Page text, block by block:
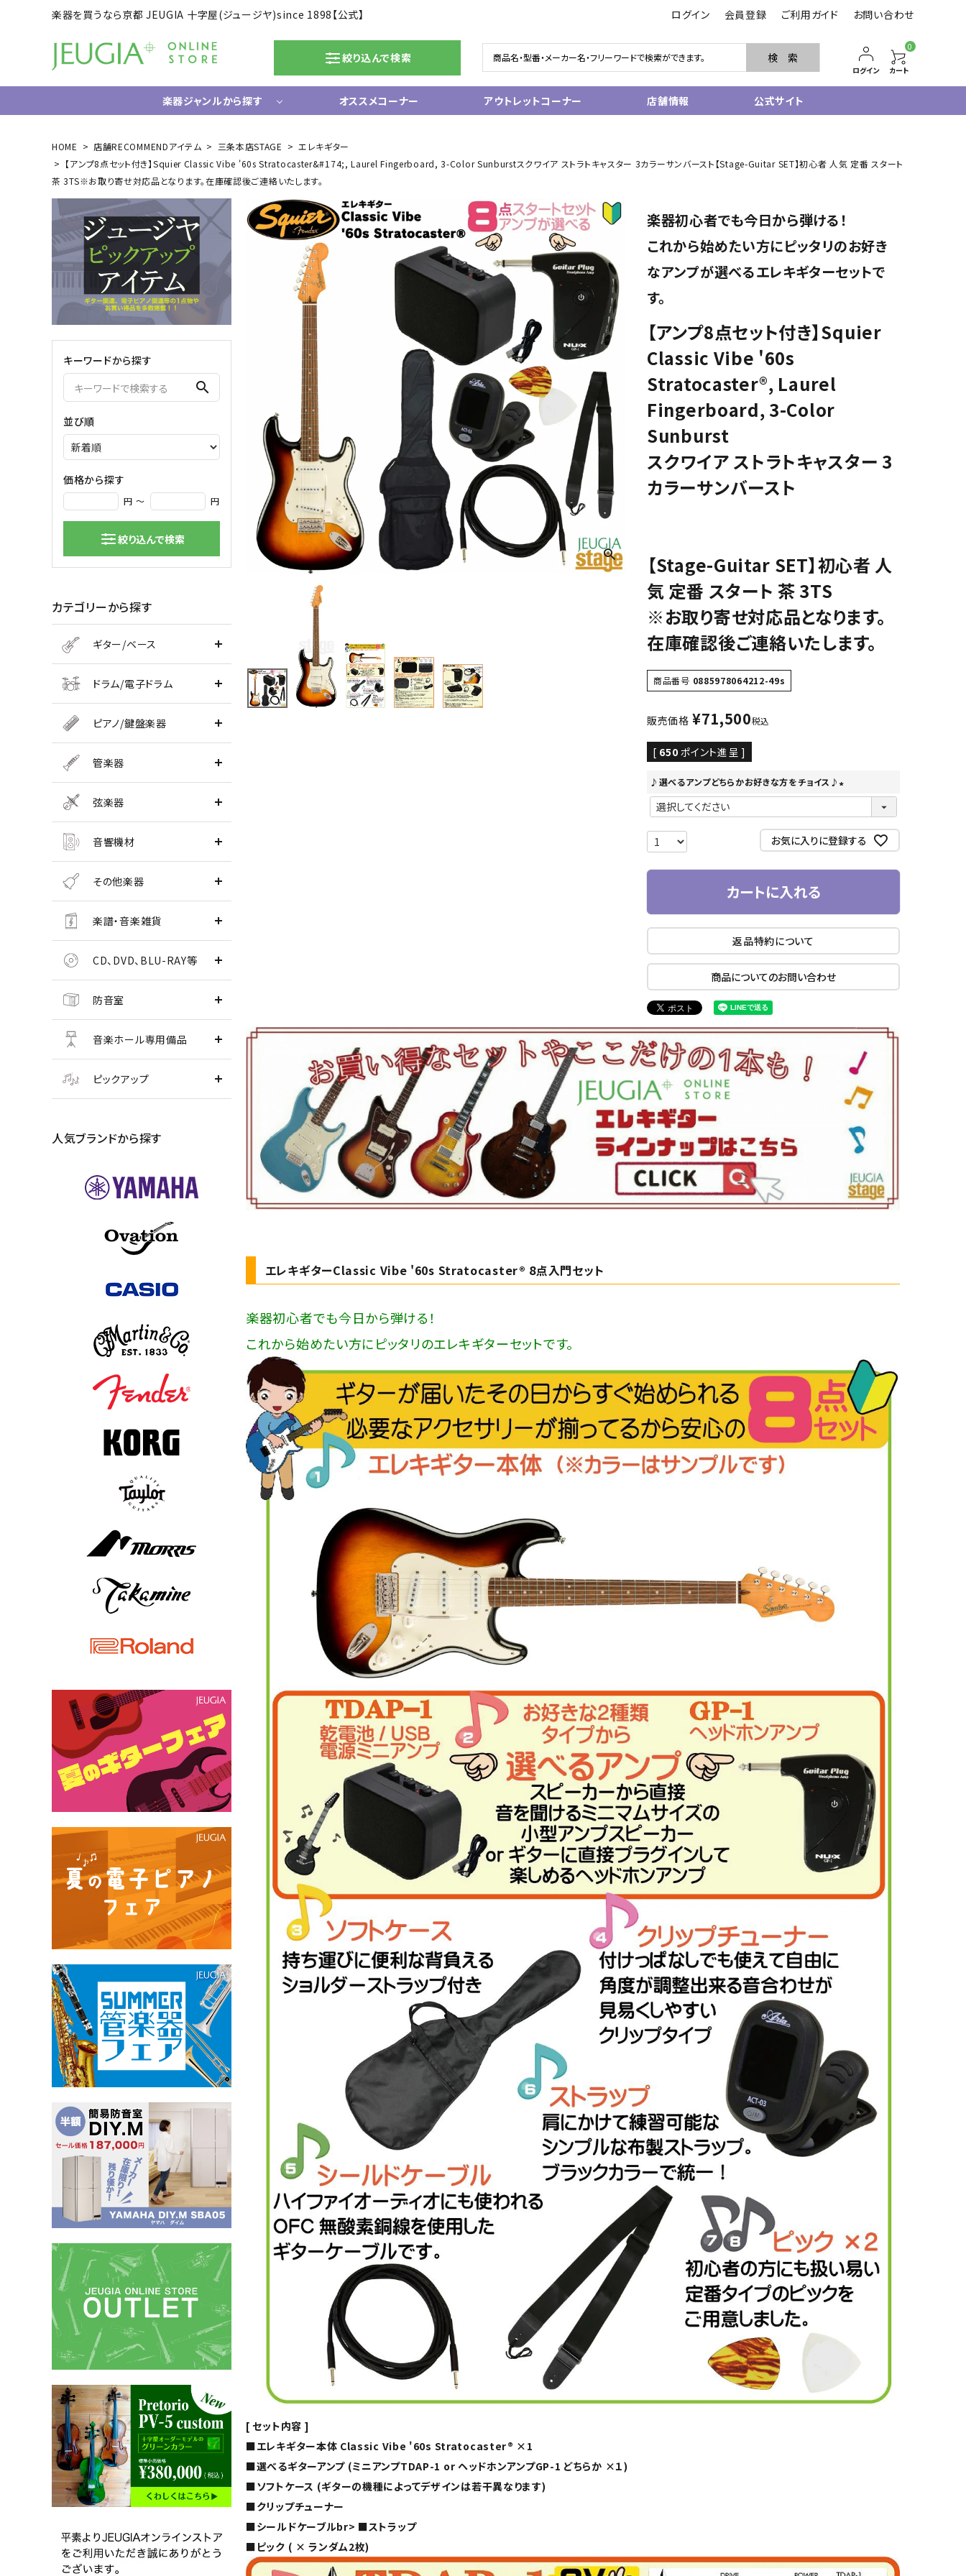
楽器を買うなら京都 JEUGIA 十字屋(ジュージヤ)since 1898【公式】 ログイン 会員登録 ご利用ガイド お問い合わせ
絞り込んで検索 検 索
ログイン
0
カート
楽器ジャンルから探す
ギター/ベース
エレキギター
エレキベース
アコースティックギター
中古ギター・アウトレットギター
ウクレレ
ギター関連小物
アンプ
エフェクター
ライフスタイルグッズ
ドラム/電子ドラム
ドラム
電子ドラム
ハードウェア
グランドピアノ
中古ピアノ
電子ピアノ/エレクトーン
電子キーボード
関連アクセサリー
サクソフォン
クラリネット
その他木管
その他金管
中古管楽器
バイオリン
クラシックギター
弦楽器小物
音響機材
シンセサイザー
DAW ／ DTM
PA
マイク
その他楽器
その他楽器
ハーモニカ
鍵盤ハーモニカ
リコーダー
CD/楽譜・音楽雑貨
CD、映像ソフト等
楽譜
音楽雑貨
オススメコーナー アウトレットコーナー 店舗情報 公式サイト
HOME 店舗RECOMMENDアイテム 三条本店STAGE
エレキギター
【アンプ8点セット付き】Squier Classic Vibe '60s Stratocaster&#174;, Laurel Fingerboard, 3-Color Sunburstスクワイア ストラトキャスター 3カラーサンバースト【Stage-Guitar SET】初心者 人気 定番 スタート
茶 3TS※お取り寄せ対応品となります。在庫確認後ご連絡いたします。
キーワードから探す
search
並び順
価格から探す
円 ～ 円
絞り込んで検索
カテゴリーから探す
ギター/ベース
ドラム/電子ドラム
ピアノ/鍵盤楽器
管楽器
弦楽器
音響機材
その他楽器
楽譜・音楽雑貨
CD、DVD、BLU-RAY等
防音室
音楽ホール専用備品
ピックアップ
人気ブランドから探す
楽器初心者でも今日から弾ける！
これから始めたい方にピッタリのお好き
なアンプが選べるエレキギターセットで
す。
【アンプ8点セット付き】Squier
Classic Vibe '60s
Stratocaster®, Laurel
Fingerboard, 3-Color
Sunburst
スクワイア ストラトキャスター 3
カラーサンバースト
【Stage-Guitar SET】初心者 人
気 定番 スタート 茶 3TS
※お取り寄せ対応品となります。
在庫確認後ご連絡いたします。
商品番号 0885978064212-49s
販売価格 ¥71,500税込
[ 650 ポイント進呈 ]
♪選べるアンプどちらかお好きな方をチョイス♪
必
須
)
お気に入りに登録する
カートに入れる
返品特約について
商品についてのお問い合わせ
エレキギターClassic Vibe '60s Stratocaster® 8点入門セット
楽器初心者でも今日から弾ける！
これから始めたい方にピッタリのエレキギターセットです。
[ セット内容 ]
■エレキギター本体 Classic Vibe '60s Stratocaster® ×1
■選べるギターアンプ (ミニアンプTDAP-1 or ヘッドホンアンプGP-1 どちらか ×１)
■ソフトケース (ギターの機種によってデザインは若干異なります)
■クリップチューナー
■シールドケーブルbr> ■ストラップ
■ピック ( × ランダム2枚)